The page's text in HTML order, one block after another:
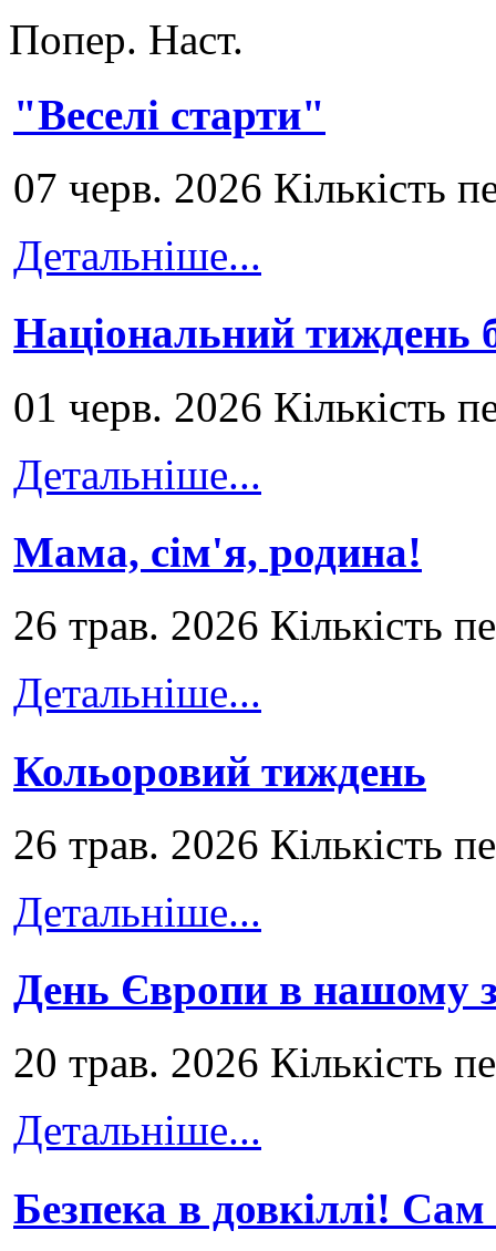
Попер. Наст.
"Веселі старти"
07 черв. 2026 Кількість
Детальніше...
Національний тиждень
01 черв. 2026 Кількість
Детальніше...
Мама, сім'я, родина!
26 трав. 2026 Кількість
Детальніше...
Кольоровий тиждень
26 трав. 2026 Кількість
Детальніше...
День Європи в нашому
20 трав. 2026 Кількість
Детальніше...
Безпека в довкіллі!